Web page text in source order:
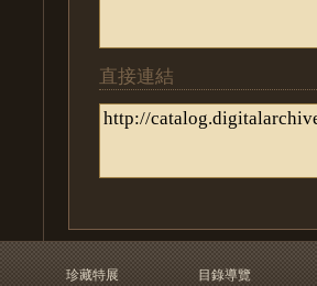
直接連結
珍藏特展
目錄導覽